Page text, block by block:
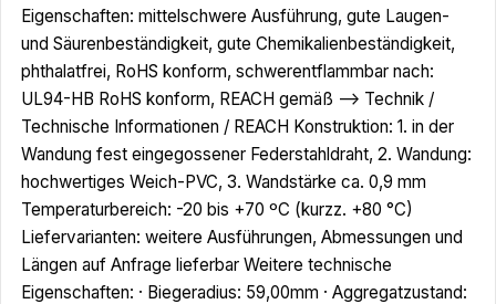
Eigenschaften: mittelschwere Ausführung, gute Laugen-
und Säurenbeständigkeit, gute Chemikalienbeständigkeit,
phthalatfrei, RoHS konform, schwerentflammbar nach:
UL94-HB RoHS konform, REACH gemäß --> Technik /
Technische Informationen / REACH Konstruktion: 1. in der
Wandung fest eingegossener Federstahldraht, 2. Wandung:
hochwertiges Weich-PVC, 3. Wandstärke ca. 0,9 mm
Temperaturbereich: -20 bis +70 ºC (kurzz. +80 °C)
Liefervarianten: weitere Ausführungen, Abmessungen und
Längen auf Anfrage lieferbar Weitere technische
Eigenschaften: · Biegeradius: 59,00mm · Aggregatzustand: